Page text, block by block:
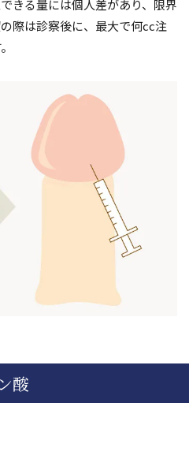
きる量には個人差があり、限界
際は診察後に、最大で何cc注
酸